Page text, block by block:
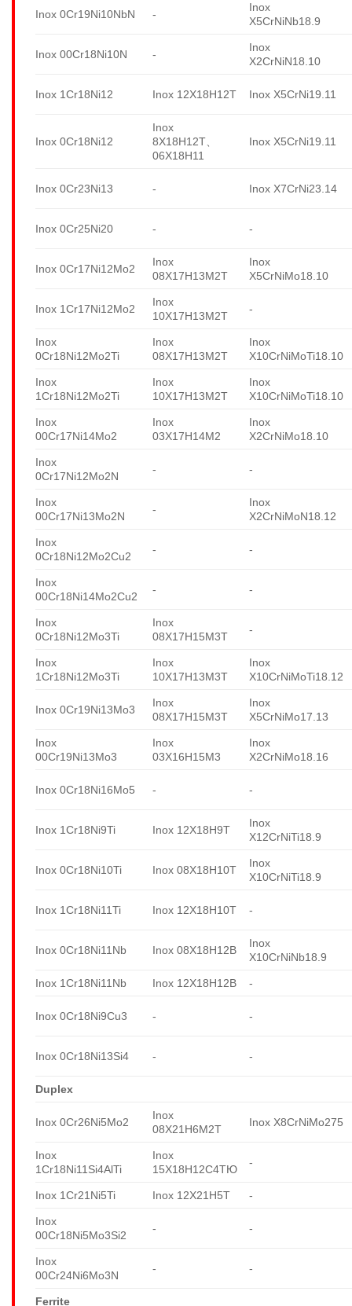
Inox 0Cr19Ni10NbN -
Inox
X5CrNiNb18.9
Inox 00Cr18Ni10N -
Inox
X2CrNiN18.10
Inox 1Cr18Ni12 Inox 12X18H12T Inox X5CrNi19.11
Inox 0Cr18Ni12
Inox
8X18H12T、
06X18H11
Inox X5CrNi19.11
Inox 0Cr23Ni13 - Inox X7CrNi23.14
Inox 0Cr25Ni20 - -
Inox 0Cr17Ni12Mo2
Inox
08X17H13M2T
Inox
X5CrNiMo18.10
Inox 1Cr17Ni12Mo2
Inox
10X17H13M2T
-
Inox
0Cr18Ni12Mo2Ti
Inox
08X17H13M2T
Inox
X10CrNiMoTi18.10
Inox
1Cr18Ni12Mo2Ti
Inox
10X17H13M2T
Inox
X10CrNiMoTi18.10
Inox
00Cr17Ni14Mo2
Inox
03X17H14M2
Inox
X2CrNiMo18.10
Inox
0Cr17Ni12Mo2N
- -
Inox
00Cr17Ni13Mo2N
-
Inox
X2CrNiMoN18.12
Inox
0Cr18Ni12Mo2Cu2
- -
Inox
00Cr18Ni14Mo2Cu2
- -
Inox
0Cr18Ni12Mo3Ti
Inox
08X17H15M3T
-
Inox
1Cr18Ni12Mo3Ti
Inox
10X17H13M3T
Inox
X10CrNiMoTi18.12
Inox 0Cr19Ni13Mo3
Inox
08X17H15M3T
Inox
X5CrNiMo17.13
Inox
00Cr19Ni13Mo3
Inox
03X16H15M3
Inox
X2CrNiMo18.16
Inox 0Cr18Ni16Mo5 - -
Inox 1Cr18Ni9Ti Inox 12X18H9T
Inox
X12CrNiTi18.9
Inox 0Cr18Ni10Ti Inox 08X18H10T
Inox
X10CrNiTi18.9
Inox 1Cr18Ni11Ti Inox 12X18H10T -
Inox 0Cr18Ni11Nb Inox 08X18H12B
Inox
X10CrNiNb18.9
Inox 1Cr18Ni11Nb Inox 12X18H12B -
Inox 0Cr18Ni9Cu3 - -
Inox 0Cr18Ni13Si4 - -
Duplex
Inox 0Cr26Ni5Mo2
Inox
08X21H6M2T
Inox X8CrNiMo275
Inox
1Cr18Ni11Si4AlTi
Inox
15X18H12C4TЮ
-
Inox 1Cr21Ni5Ti Inox 12X21H5T -
Inox
00Cr18Ni5Mo3Si2
- -
Inox
00Cr24Ni6Mo3N
- -
Ferrite